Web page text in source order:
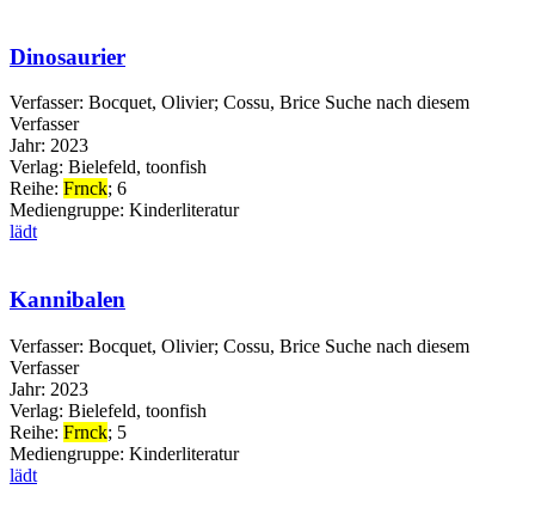
Dinosaurier
Verfasser: Bocquet, Olivier; Cossu, Brice Suche nach diesem
Verfasser
Jahr: 2023
Verlag: Bielefeld, toonfish
Reihe: Frnck; 6
Mediengruppe: Kinderliteratur
lädt
Kannibalen
Verfasser: Bocquet, Olivier; Cossu, Brice Suche nach diesem
Verfasser
Jahr: 2023
Verlag: Bielefeld, toonfish
Reihe: Frnck; 5
Mediengruppe: Kinderliteratur
lädt